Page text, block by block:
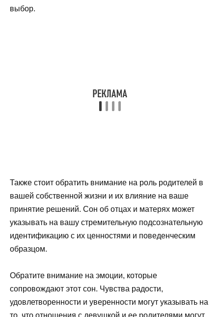
выбор.
Также стоит обратить внимание на роль родителей в
вашей собственной жизни и их влияние на ваше
принятие решений. Сон об отцах и матерях может
указывать на вашу стремительную подсознательную
идентификацию с их ценностями и поведенческим
образцом.
Обратите внимание на эмоции, которые
сопровождают этот сон. Чувства радости,
удовлетворенности и уверенности могут указывать на